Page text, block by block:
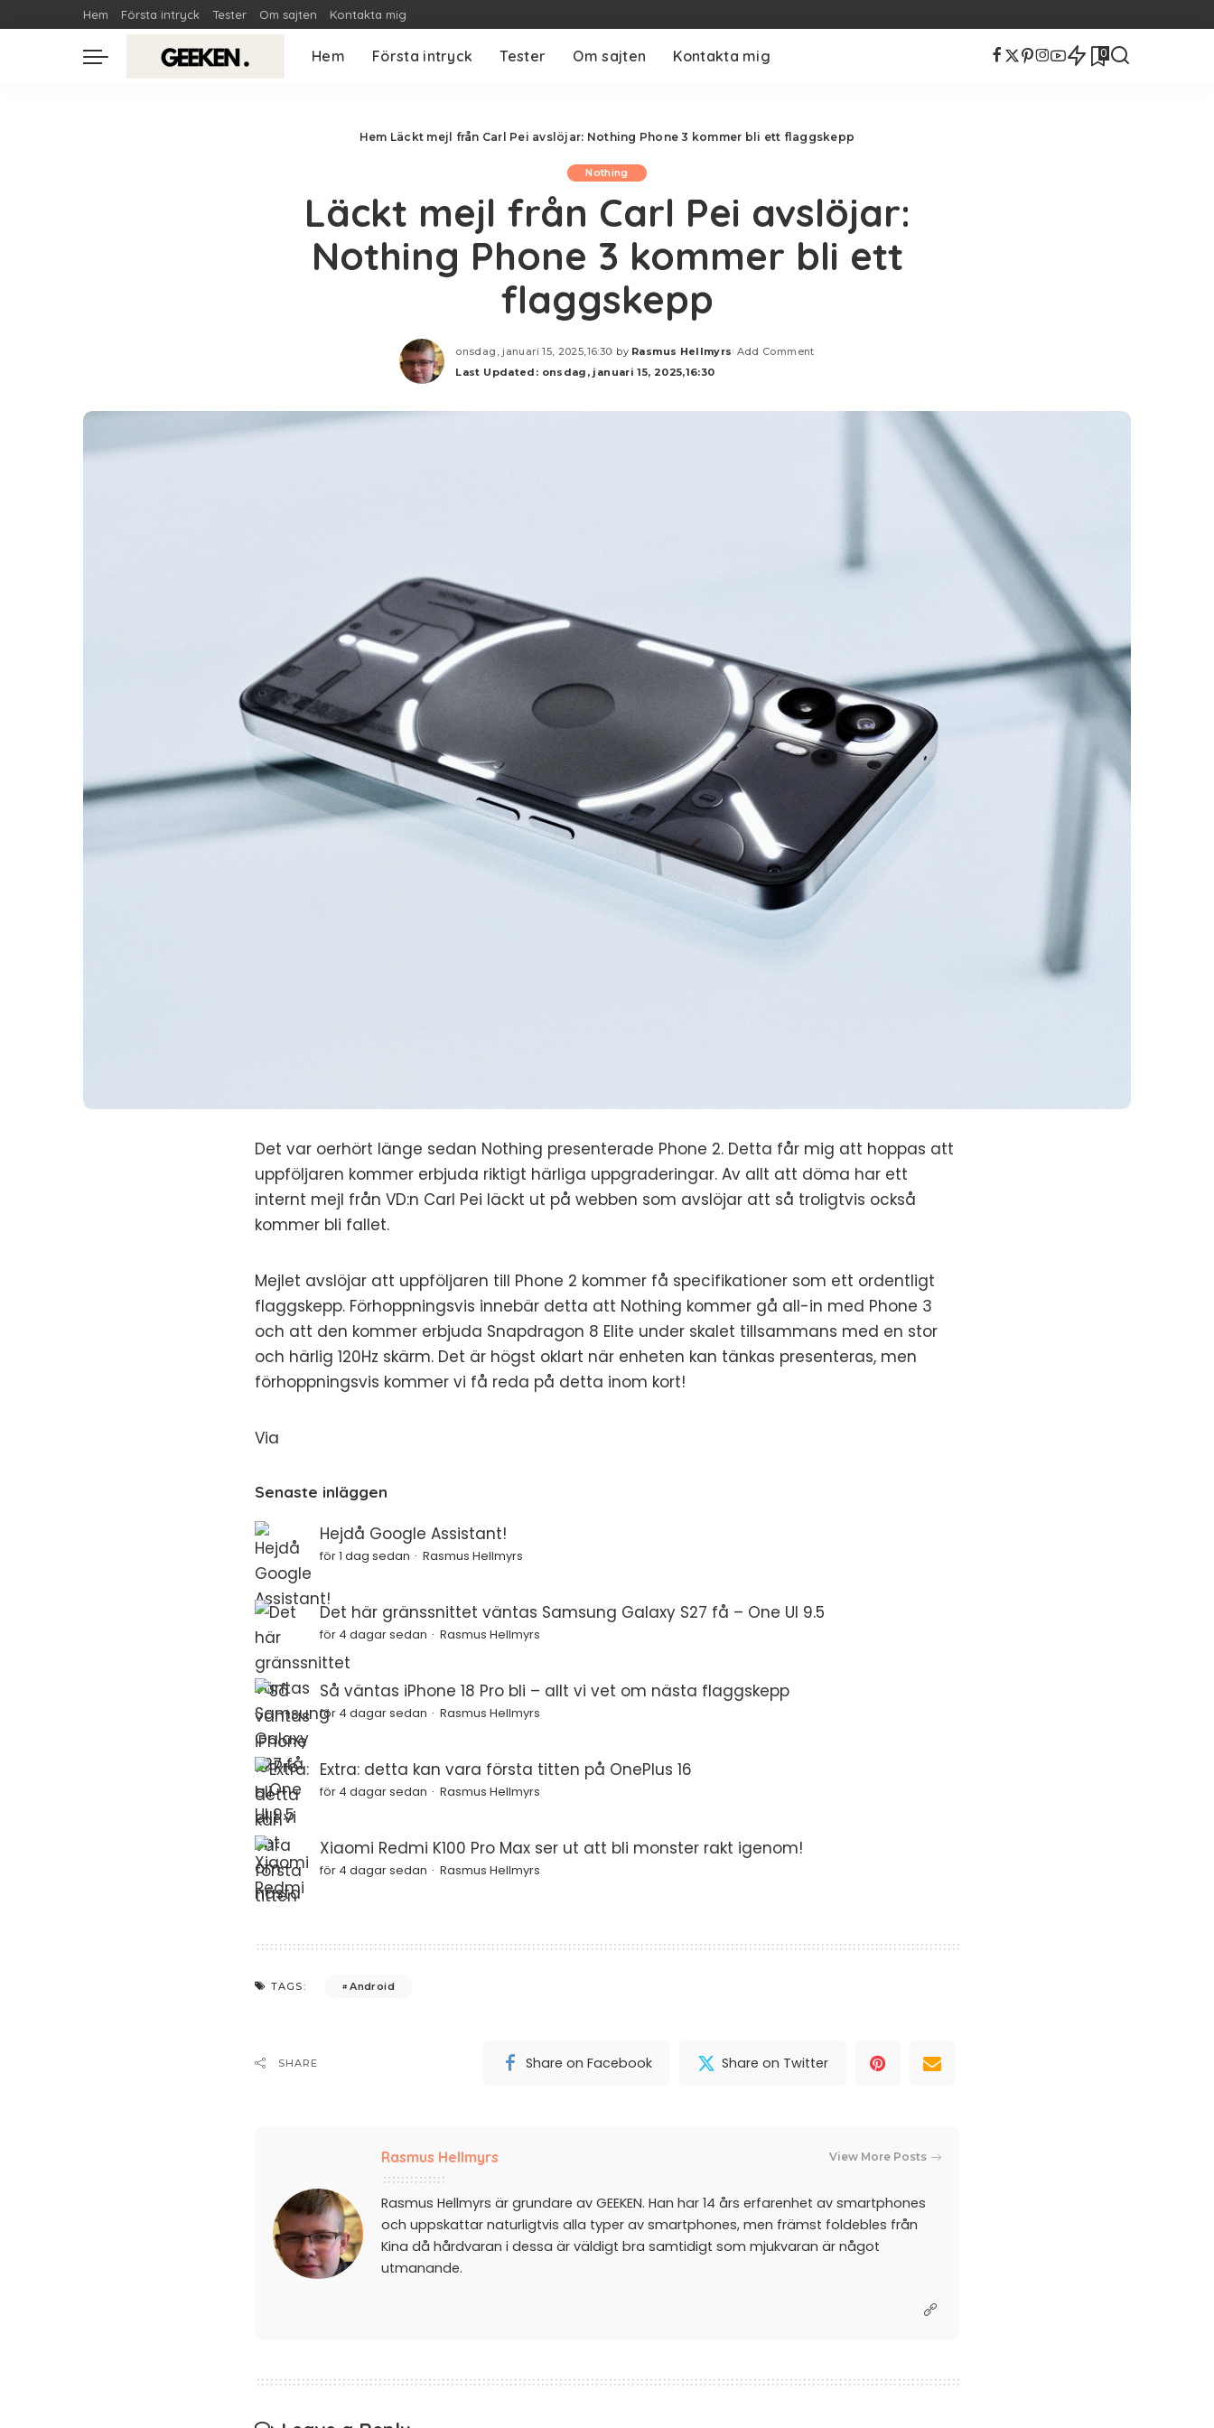
Hem Första intryck Tester Om sajten Kontakta mig
Hem Första intryck Tester Om sajten Kontakta mig 0
Hem Läckt mejl från Carl Pei avslöjar: Nothing Phone 3 kommer bli ett flaggskepp
Nothing
Läckt mejl från Carl Pei avslöjar:
Nothing Phone 3 kommer bli ett
flaggskepp
onsdag, januari 15, 2025,16:30
Posted
by
by Rasmus Hellmyrs Add Comment
Last Updated: onsdag, januari 15, 2025,16:30
Det var oerhört länge sedan Nothing presenterade Phone 2. Detta får mig att hoppas att
uppföljaren kommer erbjuda riktigt härliga uppgraderingar. Av allt att döma har ett
internt mejl från VD:n Carl Pei läckt ut på webben som avslöjar att så troligtvis också
kommer bli fallet.
Mejlet avslöjar att uppföljaren till Phone 2 kommer få specifikationer som ett ordentligt
flaggskepp. Förhoppningsvis innebär detta att Nothing kommer gå all-in med Phone 3
och att den kommer erbjuda Snapdragon 8 Elite under skalet tillsammans med en stor
och härlig 120Hz skärm. Det är högst oklart när enheten kan tänkas presenteras, men
förhoppningsvis kommer vi få reda på detta inom kort!
Via
Senaste inläggen
Hejdå Google Assistant!
för 1 dag sedan Rasmus Hellmyrs
Det här gränssnittet väntas Samsung Galaxy S27 få – One UI 9.5
för 4 dagar sedan Rasmus Hellmyrs
Så väntas iPhone 18 Pro bli – allt vi vet om nästa flaggskepp
för 4 dagar sedan Rasmus Hellmyrs
Extra: detta kan vara första titten på OnePlus 16
för 4 dagar sedan Rasmus Hellmyrs
Xiaomi Redmi K100 Pro Max ser ut att bli monster rakt igenom!
för 4 dagar sedan Rasmus Hellmyrs
TAGS: Android
SHARE Share on Facebook Share on Twitter
Rasmus Hellmyrs View More Posts
Rasmus Hellmyrs är grundare av GEEKEN. Han har 14 års erfarenhet av smartphones
och uppskattar naturligtvis alla typer av smartphones, men främst foldebles från
Kina då hårdvaran i dessa är väldigt bra samtidigt som mjukvaran är något
utmanande.